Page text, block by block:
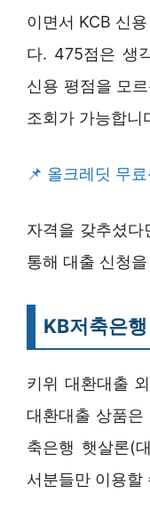
이면서 KCB 신
다. 475점은 생
신용 평점을 모
조회가 가능합니
올크레딧 무
자격을 갖추셨
통해 대출 신청
KB저축은
키위 대환대출
대환대출 상품
축은행 햇살론(
서분들만 이용할